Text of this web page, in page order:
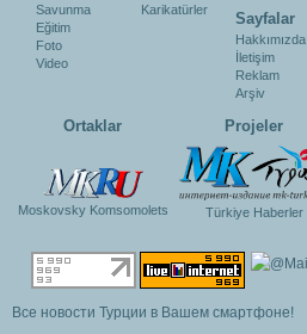
Savunma
Eğitim
Foto
Video
Karikatürler
Sayfalar
Hakkımızda
İletişim
Reklam
Arşiv
Ortaklar
Moskovsky Komsomolets
Projeler
Türkiye Haberler
Все новости Турции в Вашем смартфоне!